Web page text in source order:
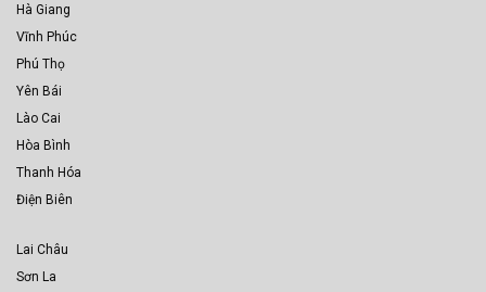
Hà Giang
Vĩnh Phúc
Phú Thọ
Yên Bái
Lào Cai
Hòa Bình
Thanh Hóa
Điện Biên
Lai Châu
Sơn La